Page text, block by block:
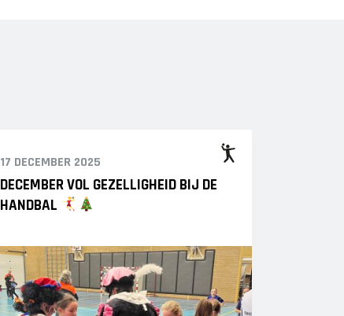
17 DECEMBER 2025
DECEMBER VOL GEZELLIGHEID BIJ DE
HANDBAL